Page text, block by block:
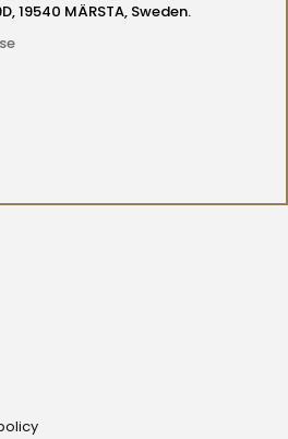
19540 MÄRSTA, Sweden.